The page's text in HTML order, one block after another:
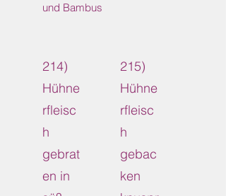
und Bambus
214)
Hühne
rfleisc
h
gebrat
en in
215)
Hühne
rfleisc
h
gebac
ken